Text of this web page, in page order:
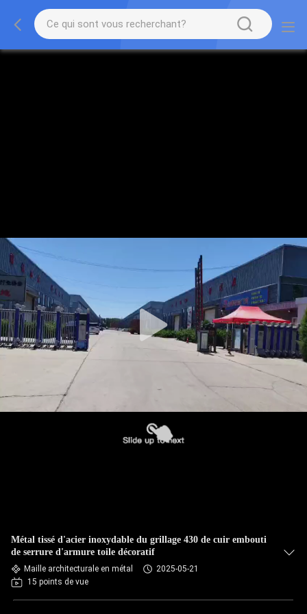
Métal tissé d'acier inoxydable du grillage 430 de cuir embouti
de serrure d'armure toile décoratif
Maille architecturale en métal
2025-05-21
15 points de vue